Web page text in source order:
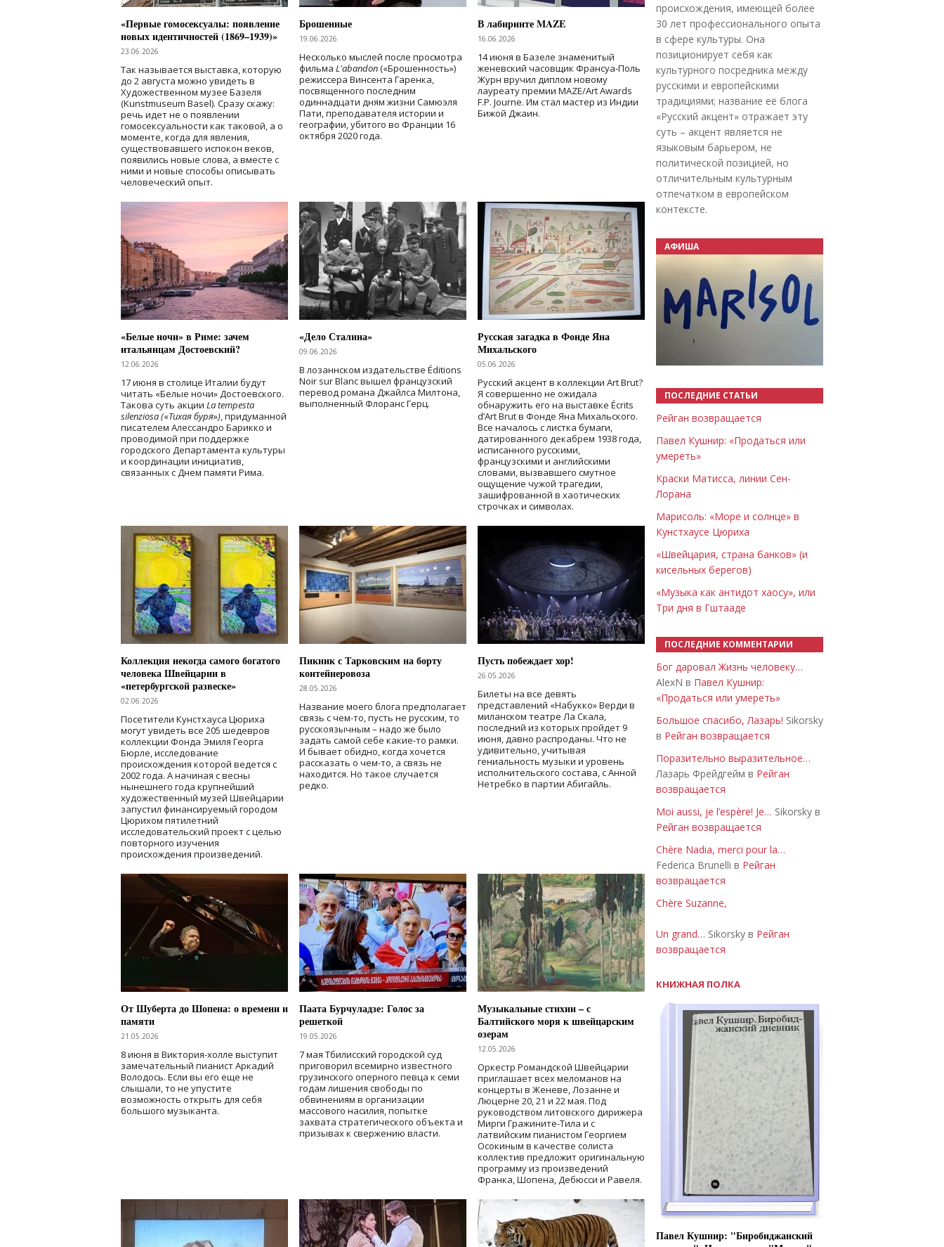
«Первые гомосексуалы: появление
новых идентичностей (1869–1939)»
23.06.2026
Так называется выставка, которую
до 2 августа можно увидеть в
Художественном музее Базеля
(Kunstmuseum Basel). Сразу скажу:
речь идет не о появлении
гомосексуальности как таковой, а о
моменте, когда для явления,
существовавшего испокон веков,
появились новые слова, а вместе с
ними и новые способы описывать
человеческий опыт.
Брошенные
19.06.2026
Несколько мыслей после просмотра
фильма L'abandon(«Брошенность»)
режиссера Винсента Гаренка,
посвященного последним
одиннадцати дням жизни Самюэля
Пати, преподавателя истории и
географии, убитого во Франции 16
октября 2020 года.
В лабиринте MAZE
16.06.2026
14 июня в Базеле знаменитый
женевский часовщик Франсуа-Поль
Журн вручил диплом новому
лауреату премии MAZE/Art Awards
F.P. Journe. Им стал мастер из Индии
Бижой Джаин.
«Белые ночи» в Риме: зачем
итальянцам Достоевский?
12.06.2026
17 июня в столице Италии будут
читать «Белые ночи» Достоевского.
Такова суть акции La tempesta
silenziosa («Тихая буря»), придуманной
писателем Алессандро Барикко и
проводимой при поддержке
городского Департамента культуры
и координации инициатив,
связанных с Днем памяти Рима.
«Дело Сталина»
09.06.2026
В лозаннском издательстве Éditions
Noir sur Blanc вышел французский
перевод романа Джайлса Милтона,
выполненный Флоранс Герц.
Русская загадка в Фонде Яна
Михальского
05.06.2026
Русский акцент в коллекции Art Brut?
Я совершенно не ожидала
обнаружить его на выставке Écrits
d’Art Brut в Фонде Яна Михальского.
Все началось с листка бумаги,
датированного декабрем 1938 года,
исписанного русскими,
французскими и английскими
словами, вызвавшего смутное
ощущение чужой трагедии,
зашифрованной в хаотических
строчках и символах.
Коллекция некогда самого богатого
человека Швейцарии в
«петербургской развеске»
02.06.2026
Посетители Кунстхауса Цюриха
могут увидеть все 205 шедевров
коллекции Фонда Эмиля Георга
Бюрле, исследование
происхождения которой ведется с
2002 года. А начиная с весны
нынешнего года крупнейший
художественный музей Швейцарии
запустил финансируемый городом
Цюрихом пятилетний
исследовательский проект с целью
повторного изучения
происхождения произведений.
Пикник с Тарковским на борту
контейнеровоза
28.05.2026
Название моего блога предполагает
связь с чем-то, пусть не русским, то
русскоязычным – надо же было
задать самой себе какие-то рамки.
И бывает обидно, когда хочется
рассказать о чем-то, а связь не
находится. Но такое случается
редко.
Пусть побеждает хор!
26.05.2026
Билеты на все девять
представлений «Набукко» Верди в
миланском театре Ла Скала,
последний из которых пройдет 9
июня, давно распроданы. Что не
удивительно, учитывая
гениальность музыки и уровень
исполнительского состава, с Анной
Нетребко в партии Абигайль.
От Шуберта до Шопена: о времени и
памяти
21.05.2026
8 июня в Виктория-холле выступит
замечательный пианист Аркадий
Володось. Если вы его еще не
слышали, то не упустите
возможность открыть для себя
большого музыканта.
Паата Бурчуладзе: Голос за
решеткой
19.05.2026
7 мая Тбилисский городской суд
приговорил всемирно известного
грузинского оперного певца к семи
годам лишения свободы по
обвинениям в организации
массового насилия, попытке
захвата стратегического объекта и
призывах к свержению власти.
Музыкальные стихии – с
Балтийского моря к швейцарским
озерам
12.05.2026
Оркестр Романдской Швейцарии
приглашает всех меломанов на
концерты в Женеве, Лозанне и
Люцерне 20, 21 и 22 мая. Под
руководством литовского дирижера
Мирги Гражините-Тила и с
латвийским пианистом Георгием
Осокиным в качестве солиста
коллектив предложит оригинальную
программу из произведений
Франка, Шопена, Дебюсси и Равеля.
происхождения, имеющей более
30 лет профессионального опыта
в сфере культуры. Она
позиционирует себя как
культурного посредника между
русскими и европейскими
традициями; название её блога
«Русский акцент» отражает эту
суть – акцент является не
языковым барьером, не
политической позицией, но
отличительным культурным
отпечатком в европейском
контексте.
АФИША
ПОСЛЕДНИЕ СТАТЬИ
Рейган возвращается
Павел Кушнир: «Продаться или
умереть»
Краски Матисса, линии Сен-
Лорана
Марисоль: «Море и солнце» в
Кунстхаусе Цюриха
«Швейцария, страна банков» (и
кисельных берегов)
«Музыка как антидот хаосу», или
Три дня в Гштааде
ПОСЛЕДНИЕ КОММЕНТАРИИ
Бог даровал Жизнь человеку…
AlexN в Павел Кушнир:
«Продаться или умереть»
Большое спасибо, Лазарь! Sikorsky
в Рейган возвращается
Поразительно выразительное…
Лазарь Фрейдгейм в Рейган
возвращается
Moi aussi, je l’espère! Je… Sikorsky в
Рейган возвращается
Chère Nadia, merci pour la…
Federica Brunelli в Рейган
возвращается
Chère Suzanne,
Un grand… Sikorsky в Рейган
возвращается
КНИЖНАЯ ПОЛКА
Павел Кушнир: "Биробиджанский